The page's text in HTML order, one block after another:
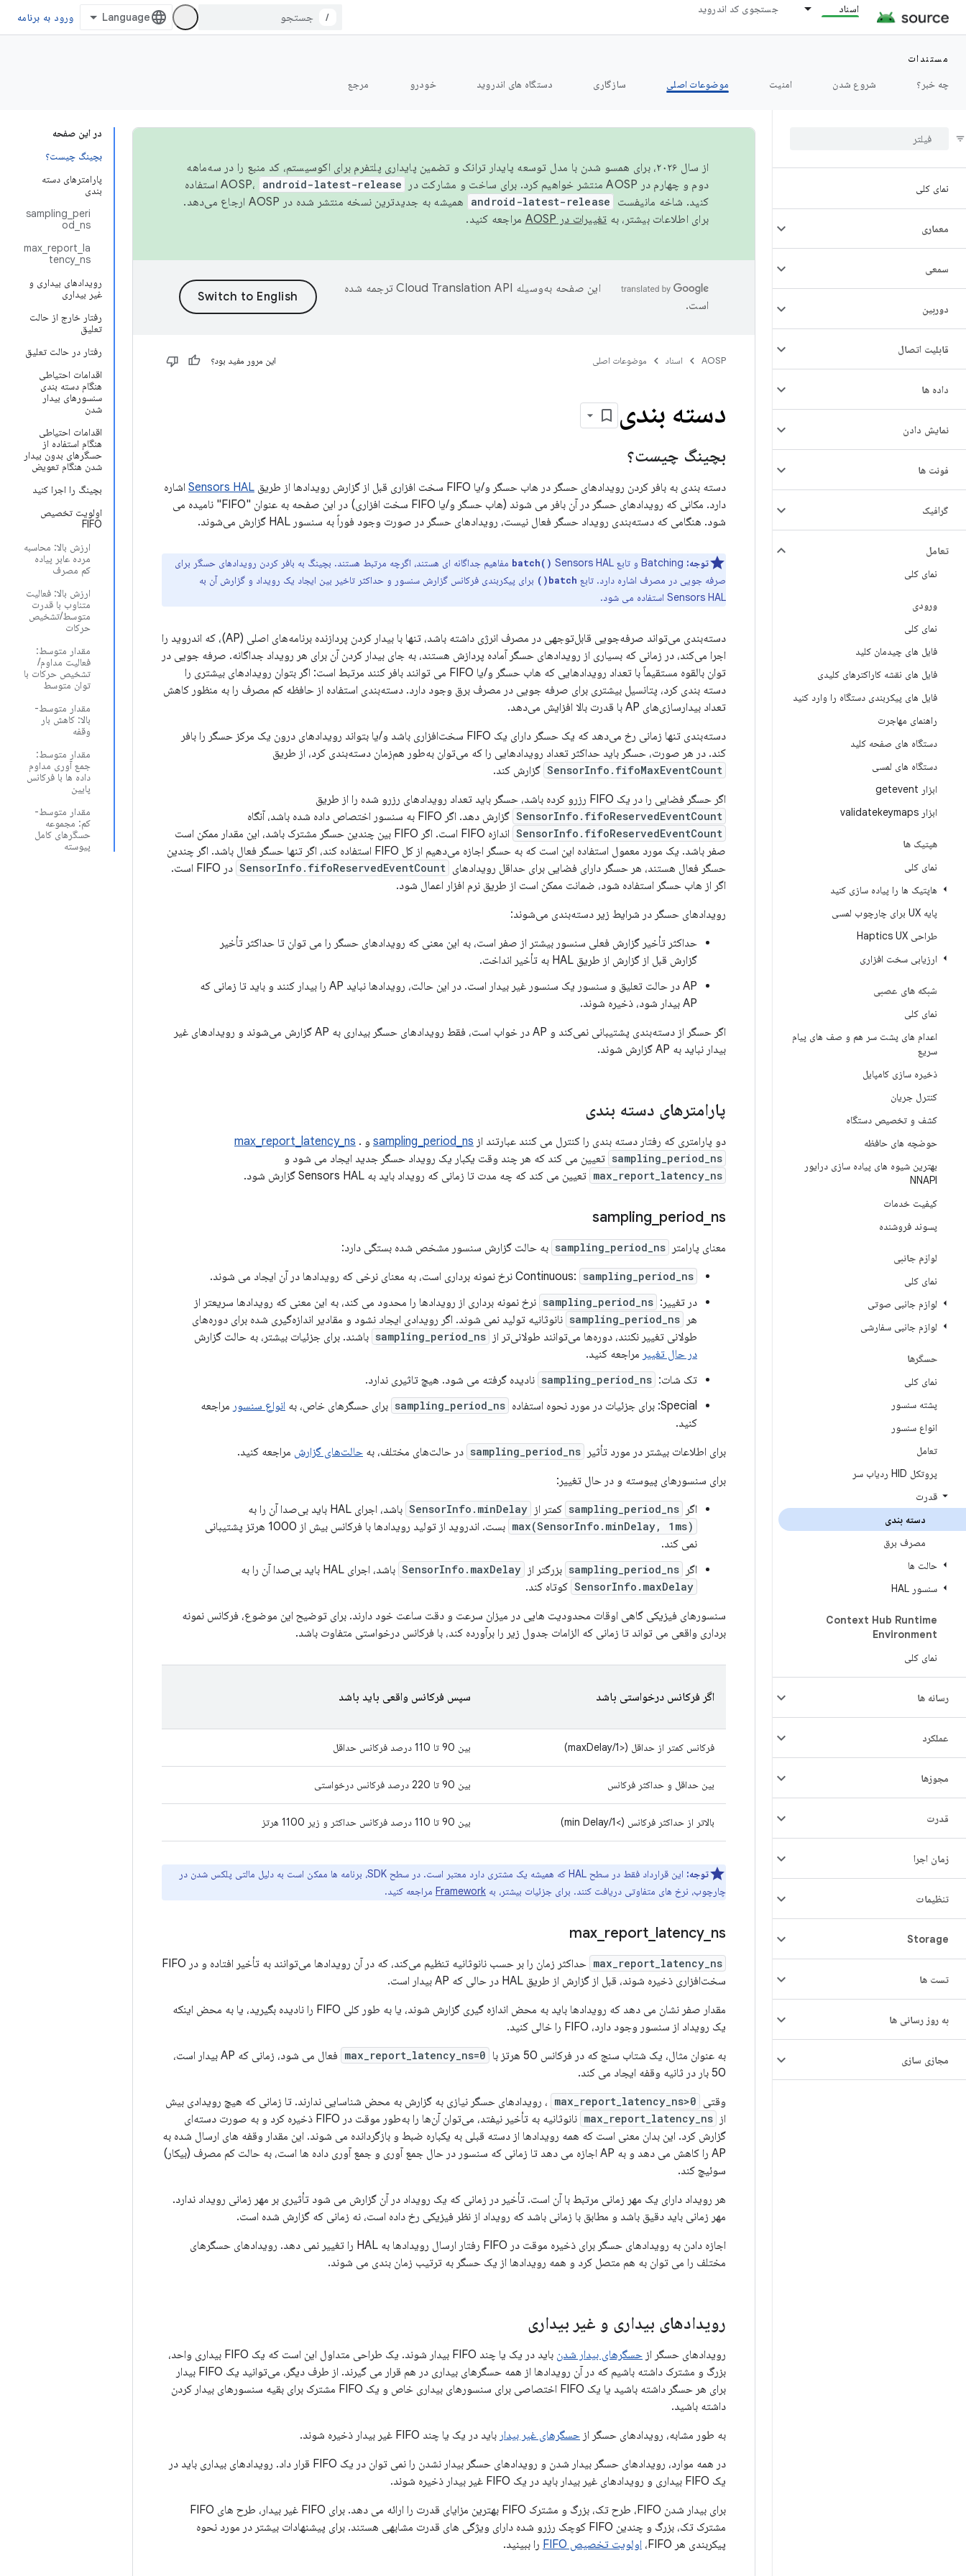
اسناد جستجوی کد اندروید
/ ورود به برنامه
مستندات
چه خبر؟
شروع شدن امنیت موضوعات اصلی سازگاری دستگاه های اندروید خودرو مرجع
نمای کلی
معماری
سمعی
دوربین
قابلیت اتصال
داده ها
نمایش دادن
فونت ها
گرافیک
تعامل
نمای کلی
ورودی
نمای کلی
فایل های چیدمان کلید
فایل های نقشه کاراکترهای کلیدی
فایل های پیکربندی دستگاه را وارد کنید
راهنمای مهاجرت
دستگاه های صفحه کلید
دستگاه های لمسی
ابزار getevent
ابزار validatekeymaps
هپتیک ها
نمای کلی
هاپتیک ها را پیاده سازی کنید
پایه UX برای چارچوب لمسی
طراحی Haptics UX
ارزیابی سخت افزاری
شبکه های عصبی
نمای کلی
اعدام های پشت سر هم و صف های پیام
سریع
ذخیره سازی کامپایل
کنترل جریان
کشف و تخصیص دستگاه
حوضچه های حافظه
بهترین شیوه های پیاده سازی درایور
NNAPI
کیفیت خدمات
پسوند فروشنده
لوازم جانبی
نمای کلی
لوازم جانبی صوتی
لوازم جانبی سفارشی
حسگرها
نمای کلی
پشته سنسور
انواع سنسور
تعامل
پروتکل HID ردیاب سر
قدرت
دسته بندی
مصرف برق
حالت ها
سنسور HAL
Context Hub Runtime
Environment
نمای کلی
رسانه ها
عملکرد
مجوزها
قدرت
زمان اجرا
تنظیمات
Storage
تست ها
به روز رسانی ها
مجازی سازی
در این صفحه
بچینگ چیست؟
پارامترهای دسته
بندی
sampling_peri
od_ns
max_report_la
tency_ns
رویدادهای بیداری و
غیر بیداری
رفتار خارج از حالت
تعلیق
رفتار در حالت تعلیق
اقدامات احتیاطی
هنگام دسته بندی
سنسورهای بیدار
شدن
اقدامات احتیاطی
هنگام استفاده از
حسگرهای بدون بیدار
شدن هنگام تعویض
بچینگ را اجرا کنید
اولویت تخصیص
FIFO
ارزش بالا: محاسبه
مرده عابر پیاده
کم مصرف
ارزش بالا: فعالیت
متناوب با قدرت
متوسط/تشخیص
حرکات
مقدار متوسط:
فعالیت مداوم/
تشخیص حرکات با
توان متوسط
مقدار متوسط-
بالا: کاهش بار
وقفه
مقدار متوسط:
جمع آوری مداوم
داده ها با فرکانس
پایین
مقدار متوسط-
کم: مجموعه
حسگرهای کامل
پیوسته
از سال ۲۰۲۶، برای همسو شدن با مدل توسعه پایدار ترانک و تضمین پایداری پلتفرم برای اکوسیستم، کد منبع را در سه‌ماهه
دوم و چهارم در AOSP منتشر خواهیم کرد. برای ساخت و مشارکت در AOSP،
android-latest-release
استفاده
کنید. شاخه مانیفست
android-latest-release
همیشه به جدیدترین نسخه منتشر شده در AOSP ارجاع می‌دهد.
برای اطلاعات بیشتر، به تغییرات در AOSP مراجعه کنید.
این صفحه به‌وسیله
ترجمه شده
است.
AOSP اسناد موضوعات اصلی این مرور مفید بود؟
دسته بندی
بچینگ چیست؟
دسته بندی به بافر کردن رویدادهای حسگر در هاب حسگر و/یا FIFO سخت افزاری قبل از گزارش رویدادها از طریق Sensors HAL اشاره
دارد. مکانی که رویدادهای حسگر در آن بافر می شوند (هاب حسگر و/یا FIFO سخت افزاری) در این صفحه به عنوان "FIFO" نامیده می
شود. هنگامی که دسته‌بندی رویداد حسگر فعال نیست، رویدادهای حسگر در صورت وجود فوراً به سنسور HAL گزارش می‌شوند.
توجه: batch() Sensors HAL مفاهیم جداگانه ای هستند، اگرچه مرتبط هستند. بچینگ به بافر کردن رویدادهای حسگر برای
صرفه جویی در مصرف اشاره دارد. تابع batch()
برای پیکربندی فرکانس گزارش سنسور و حداکثر تاخیر بین ایجاد یک رویداد و گزارش آن به
Sensors HAL استفاده می شود.
دسته‌بندی می‌تواند صرفه‌جویی قابل‌توجهی در مصرف انرژی داشته باشد، تنها با بیدار کردن پردازنده برنامه‌های اصلی (AP)، که اندروید را
اجرا می‌کند، در زمانی که بسیاری از رویدادهای حسگر آماده پردازش هستند، به جای بیدار کردن آن برای هر رویداد جداگانه. صرفه جویی در
توان بالقوه مستقیماً با تعداد رویدادهایی که هاب حسگر و/یا FIFO می توانند بافر کنند مرتبط است: اگر بتوان رویدادهای بیشتری را
دسته بندی کرد، پتانسیل بیشتری برای صرفه جویی در مصرف برق وجود دارد. دسته‌بندی استفاده از حافظه کم مصرف را به منظور کاهش
تعداد بیدار‌سازی‌های AP با قدرت بالا افزایش می‌دهد.
دسته‌بندی تنها زمانی رخ می‌دهد که یک حسگر دارای یک FIFO سخت‌افزاری باشد و/یا بتواند رویدادهای درون یک مرکز حسگر را بافر
کند. در هر صورت، حسگر باید حداکثر تعداد رویدادهایی را که می‌توان به‌طور هم‌زمان دسته‌بندی کرد، از طریق
SensorInfo.fifoMaxEventCount گزارش کند.
اگر حسگر فضایی را در یک FIFO رزرو کرده باشد، حسگر باید تعداد رویدادهای رزرو شده را از طریق
SensorInfo.fifoReservedEventCount گزارش دهد. اگر FIFO به سنسور اختصاص داده شده باشد، آنگاه
SensorInfo.fifoReservedEventCount
اندازه FIFO است. اگر FIFO بین چندین حسگر مشترک باشد، این مقدار ممکن است
صفر باشد. یک مورد معمول استفاده این است که به حسگر اجازه می‌دهیم از کل FIFO استفاده کند، اگر تنها حسگر فعال باشد. اگر چندین
حسگر فعال هستند، هر حسگر دارای فضایی برای حداقل رویدادهای SensorInfo.fifoReservedEventCount
در FIFO است.
اگر از هاب حسگر استفاده شود، ضمانت ممکن است از طریق نرم افزار اعمال شود.
رویدادهای حسگر در شرایط زیر دسته‌بندی می‌شوند:
حداکثر تأخیر گزارش فعلی سنسور بیشتر از صفر است، به این معنی که رویدادهای حسگر را می توان تا حداکثر تأخیر
گزارش قبل از گزارش از طریق HAL به تأخیر انداخت.
AP در حالت تعلیق و سنسور یک سنسور غیر بیدار است. در این حالت، رویدادها نباید AP را بیدار کنند و باید تا زمانی که
AP بیدار شود، ذخیره شوند.
اگر حسگر از دسته‌بندی پشتیبانی نمی‌کند و AP در خواب است، فقط رویدادهای حسگر بیداری به AP گزارش می‌شوند و رویدادهای غیر
بیدار نباید به AP گزارش شوند.
پارامترهای دسته بندی
دو پارامتری که رفتار دسته بندی را کنترل می کنند عبارتند از sampling_period_ns و max_report_latency_ns .
sampling_period_ns تعیین می کند که هر چند وقت یکبار یک رویداد حسگر جدید ایجاد می شود و
max_report_latency_ns تعیین می کند که چه مدت تا زمانی که رویداد باید به Sensors HAL گزارش شود.
sampling period ns
معنای پارامتر sampling_period_ns به حالت گزارش سنسور مشخص شده بستگی دارد:
Continuous: sampling_period_ns
نرخ نمونه برداری است، به معنای نرخی که رویدادها در آن ایجاد می شوند.
در تغییر: sampling_period_ns نرخ نمونه برداری از رویدادها را محدود می کند، به این معنی که رویدادها سریعتر از
هر
sampling_period_ns نانوثانیه تولید نمی شوند. اگر رویدادی ایجاد نشود و مقادیر اندازه‌گیری شده برای دوره‌های
طولانی تغییر نکنند، دوره‌ها می‌توانند طولانی‌تر از sampling_period_ns باشند. برای جزئیات بیشتر، به حالت گزارش
در حال تغییر مراجعه کنید.
تک شات: sampling_period_ns نادیده گرفته می شود. هیچ تاثیری ندارد.
Special: برای جزئیات در مورد نحوه استفاده
sampling_period_ns برای حسگرهای خاص، به انواع سنسور مراجعه
کنید.
برای اطلاعات بیشتر در مورد تأثیر
sampling_period_ns در حالت‌های مختلف، به حالت‌های گزارش مراجعه کنید.
برای سنسورهای پیوسته و در حال تغییر:
اگر
sampling_period_ns کمتر از SensorInfo.minDelay باشد، اجرای HAL باید بی‌صدا آن را به
max(SensorInfo.minDelay, 1ms)
بست. اندروید از تولید رویدادها با فرکانس بیش از 1000 هرتز پشتیبانی
نمی کند.
اگر
sampling_period_ns بزرگتر از SensorInfo.maxDelay باشد، اجرای HAL باید بی‌صدا آن را به
SensorInfo.maxDelay کوتاه کند.
سنسورهای فیزیکی گاهی اوقات محدودیت هایی در میزان سرعت و دقت ساعت خود دارند. برای توضیح این موضوع، فرکانس نمونه
برداری واقعی می تواند تا زمانی که الزامات جدول زیر را برآورده کند، با فرکانس درخواستی متفاوت باشد.
اگر فرکانس درخواستی باشد سپس فرکانس واقعی باید باشد
فرکانس کمتر از حداقل (<1/maxDelay) بین 90 تا 110 درصد فرکانس حداقل
بین حداقل و حداکثر فرکانس بین 90 تا 220 درصد فرکانس درخواستی
بالاتر از حداکثر فرکانس (>1/min Delay) بین 90 تا 110 درصد فرکانس حداکثر و زیر 1100 هرتز
توجه:
این قرارداد فقط در سطح HAL که همیشه یک مشتری دارد معتبر است. در سطح SDK، برنامه ها ممکن است به دلیل مالتی پلکس شدن در
چارچوب، نرخ های متفاوتی دریافت کنند. برای جزئیات بیشتر، به Framework مراجعه کنید.
max report latency_ ns
max_report_latency_ns
حداکثر زمان را بر حسب نانوثانیه تنظیم می‌کند، که در آن رویدادها می‌توانند به تأخیر افتاده و در FIFO
سخت‌افزاری ذخیره شوند، قبل از گزارش از طریق HAL در حالی که AP بیدار است.
مقدار صفر نشان می دهد که رویدادها باید به محض اندازه گیری گزارش شوند، یا به طور کلی FIFO را نادیده بگیرید، یا به محض اینکه
یک رویداد از سنسور وجود دارد، FIFO را خالی کنید.
به عنوان مثال، یک شتاب سنج که در فرکانس 50 هرتز با
max_report_latency_ns=0
فعال می شود، زمانی که AP بیدار است،
50 بار در ثانیه وقفه ایجاد می کند.
وقتی max_report_latency_ns>0 ، رویدادهای حسگر نیازی به گزارش به محض شناسایی ندارند. تا زمانی که هیچ رویدادی بیش
از max_report_latency_ns
نانوثانیه به تأخیر نیفتد، می‌توان آن‌ها را به‌طور موقت در FIFO ذخیره کرد و به صورت دسته‌ای
گزارش کرد. این بدان معنی است که همه رویدادها از دسته قبلی به یکباره ضبط و بازگردانده می شوند. این مقدار وقفه های ارسال شده به
AP را کاهش می دهد و به AP اجازه می دهد تا زمانی که سنسور در حال جمع آوری و جمع آوری داده ها است، به حالت کم مصرف (بیکار)
سوئیچ کند.
هر رویداد دارای یک مهر زمانی مرتبط با آن است. تأخیر در زمانی که یک رویداد در آن گزارش می شود تأثیری بر مهر زمانی رویداد ندارد.
مهر زمانی باید دقیق باشد و مطابق با زمانی باشد که رویداد از نظر فیزیکی رخ داده است، نه زمانی که گزارش شده است.
اجازه دادن به رویدادهای حسگر برای ذخیره موقت در FIFO رفتار ارسال رویدادها به HAL را تغییر نمی دهد. رویدادهای حسگرهای
مختلف را می توان به هم متصل کرد و همه رویدادها از یک حسگر به ترتیب زمان بندی می شوند.
رویدادهای بیداری و غیر بیداری
رویدادهای حسگر از حسگرهای بیدار شدن
باید در یک یا چند FIFO بیدار شوند. یک طراحی متداول این است که یک FIFO بیداری واحد،
بزرگ و مشترک داشته باشیم که در آن رویدادها از همه حسگرهای بیداری در هم قرار می گیرند. از طرف دیگر، می‌توانید یک FIFO بیدار
برای هر حسگر داشته باشید یا یک FIFO اختصاصی برای سنسورهای بیداری خاص و یک FIFO مشترک برای بقیه سنسورهای بیدار کردن
داشته باشید.
به طور مشابه، رویدادهای حسگر از حسگرهای غیر بیدار باید در یک یا چند FIFO غیر بیدار ذخیره شوند.
در همه موارد، رویدادهای حسگر بیدار شدن و رویدادهای حسگر بیدار نشدن را نمی توان در یک FIFO قرار داد. رویدادهای بیداری باید در
یک FIFO بیداری و رویدادهای غیر بیدار باید در یک FIFO غیر بیدار ذخیره شوند.
برای بیدار شدن FIFO، طرح تک، بزرگ و مشترک FIFO بهترین مزایای قدرت را ارائه می دهد. برای FIFO غیر بیدار، طرح های FIFO
مشترک تک، بزرگ و چندین FIFO کوچک رزرو شده دارای ویژگی های قدرت مشابهی هستند. برای پیشنهادات بیشتر در مورد نحوه
پیکربندی هر FIFO،
اولویت تخصیص FIFO را ببینید.